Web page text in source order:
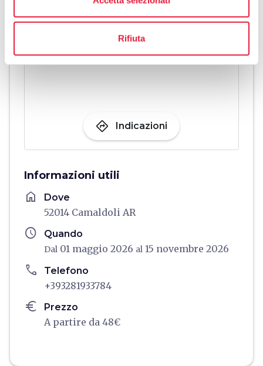
Rifiuta
directions Indicazioni
Informazioni utili
home Dove
52014 Camaldoli AR
schedule Quando
Dal 01 maggio 2026 al 15 novembre 2026
phone Telefono
+393281933784
euro Prezzo
A partire da 48€